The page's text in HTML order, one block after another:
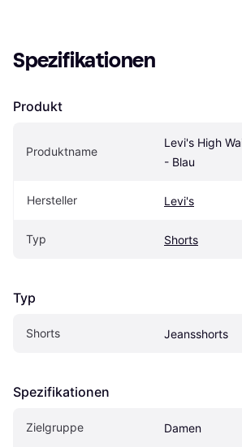
Spezifikationen
Produkt
Produktname
Levi's High
- Blau
Hersteller Levi's
Typ Shorts
Typ
Shorts Jeansshorts
Spezifikationen
Zielgruppe Damen